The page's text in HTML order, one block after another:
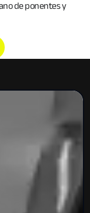
de ponentes y